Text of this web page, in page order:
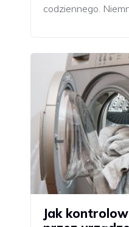
codziennego.
Jak